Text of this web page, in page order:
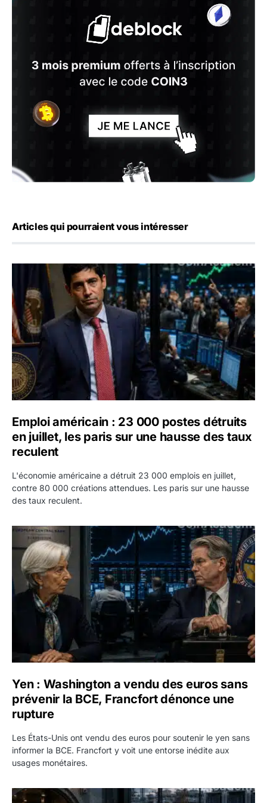
Articles qui pourraient vous intéresser
Emploi américain : 23 000 postes détruits en juillet, les
Emploi américain : 23 000 postes détruits
en juillet, les paris sur une hausse des taux
reculent
L'économie américaine a détruit 23 000 emplois en juillet,
contre 80 000 créations attendues. Les paris sur une hausse
des taux reculent.
Yen : Washington a vendu des euros sans prévenir la
Yen : Washington a vendu des euros sans
prévenir la BCE, Francfort dénonce une
rupture
Les États-Unis ont vendu des euros pour soutenir le yen sans
informer la BCE. Francfort y voit une entorse inédite aux
usages monétaires.
Jane Street négocie le transfert de 11 milliards de